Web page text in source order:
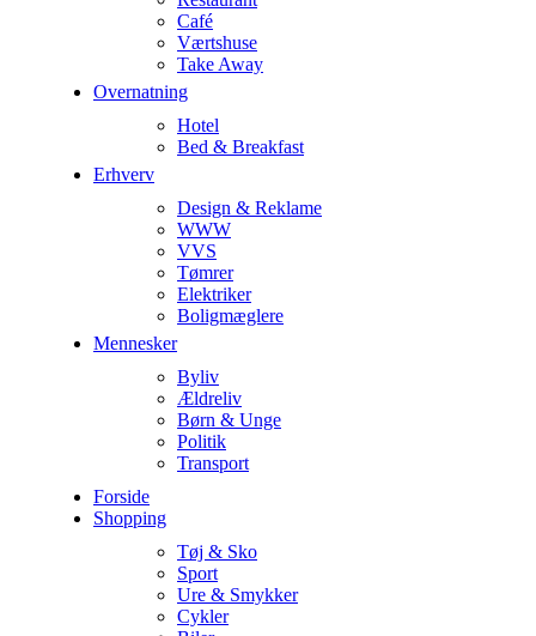
Café
Værtshuse
Take Away
Overnatning
Hotel
Bed & Breakfast
Erhverv
Design & Reklame
WWW
VVS
Tømrer
Elektriker
Boligmæglere
Mennesker
Byliv
Ældreliv
Børn & Unge
Politik
Transport
Forside
Shopping
Tøj & Sko
Sport
Ure & Smykker
Cykler